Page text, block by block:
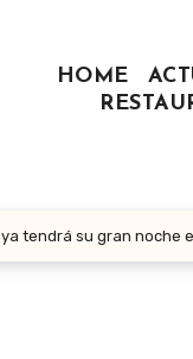
HOME
tendrá su gran noche